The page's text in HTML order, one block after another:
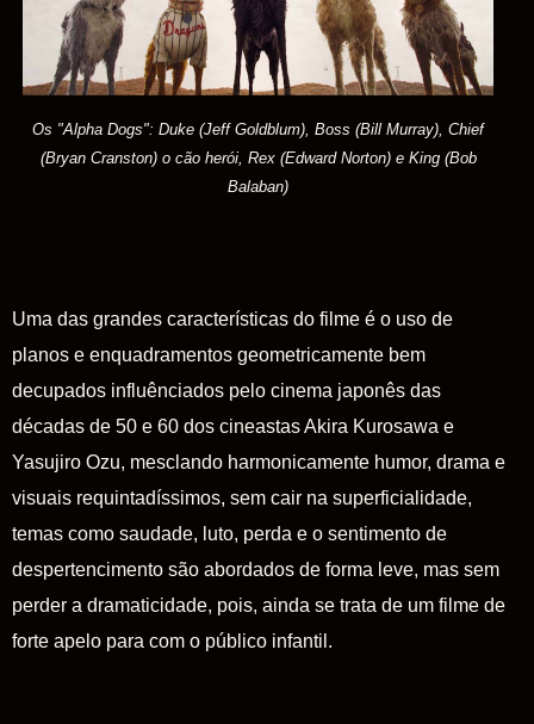
Os "Alpha Dogs": Duke (Jeff Goldblum), Boss (Bill Murray), Chief
(Bryan Cranston) o cão herói, Rex (Edward Norton) e King (Bob
Balaban)
Uma das grandes características do filme é o uso de
planos e enquadramentos geometricamente bem
decupados influênciados pelo cinema japonês das
décadas de 50 e 60 dos cineastas Akira Kurosawa e
Yasujiro Ozu, mesclando harmonicamente humor, drama e
visuais requintadíssimos, sem cair na superficialidade,
temas como saudade, luto, perda e o sentimento de
despertencimento são abordados de forma leve, mas sem
perder a dramaticidade, pois, ainda se trata de um filme de
forte apelo para com o público infantil.